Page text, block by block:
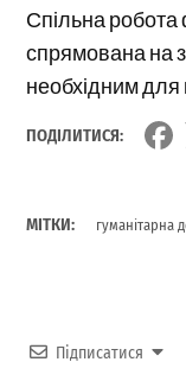
Спільна
спрямована на
необхідним
ПОДІЛИТИСЯ:
МІТКИ: гуманітарна
Підписатися